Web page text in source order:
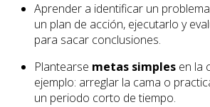
Aprender a identificar un
un plan de acción, ejecutarlo y
para sacar conclusiones.
Plantearse metas simples en la
ejemplo: arreglar la cama o
un periodo corto de tiempo.